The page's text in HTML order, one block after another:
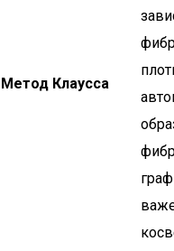
Метод Клаусса